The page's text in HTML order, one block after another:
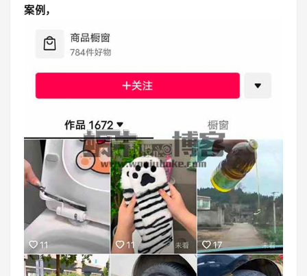
案例，